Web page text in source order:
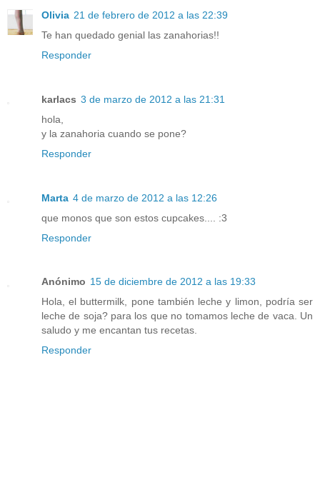
Olivia 21 de febrero de 2012 a las 22:39
Te han quedado genial las zanahorias!!
Responder
karlacs 3 de marzo de 2012 a las 21:31
hola,
y la zanahoria cuando se pone?
Responder
Marta 4 de marzo de 2012 a las 12:26
que monos que son estos cupcakes.... :3
Responder
Anónimo 15 de diciembre de 2012 a las 19:33
Hola, el buttermilk, pone también leche y limon, podría ser
leche de soja? para los que no tomamos leche de vaca. Un
saludo y me encantan tus recetas.
Responder